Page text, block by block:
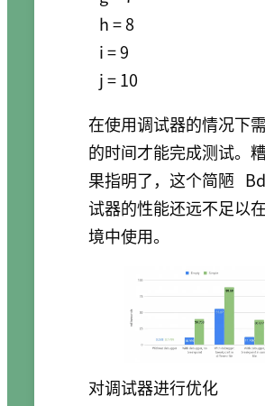
   j = 10
在使用调试器的情况下
的时间才能完成测试。
果指明了，这个简陋
试器的性能还远不足以
境中使用。
对调试器进行优化